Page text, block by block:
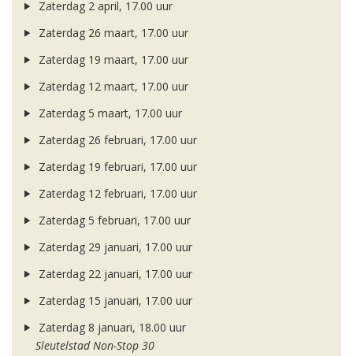
Zaterdag 2 april, 17.00 uur
Zaterdag 26 maart, 17.00 uur
Zaterdag 19 maart, 17.00 uur
Zaterdag 12 maart, 17.00 uur
Zaterdag 5 maart, 17.00 uur
Zaterdag 26 februari, 17.00 uur
Zaterdag 19 februari, 17.00 uur
Zaterdag 12 februari, 17.00 uur
Zaterdag 5 februari, 17.00 uur
Zaterdag 29 januari, 17.00 uur
Zaterdag 22 januari, 17.00 uur
Zaterdag 15 januari, 17.00 uur
Zaterdag 8 januari, 18.00 uur
Sleutelstad Non-Stop 30